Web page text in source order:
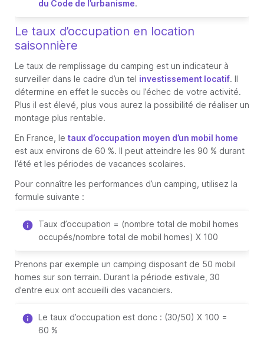
du Code de l’urbanisme.
Le taux d’occupation en location
saisonnière
Le taux de remplissage du camping est un indicateur à
surveiller dans le cadre d’un tel investissement locatif. Il
détermine en effet le succès ou l’échec de votre activité.
Plus il est élevé, plus vous aurez la possibilité de réaliser un
montage plus rentable.
En France, le taux d’occupation moyen d’un mobil home
est aux environs de 60 %. Il peut atteindre les 90 % durant
l’été et les périodes de vacances scolaires.
Pour connaître les performances d’un camping, utilisez la
formule suivante :
Taux d’occupation = (nombre total de mobil homes
occupés/nombre total de mobil homes) X 100
Prenons par exemple un camping disposant de 50 mobil
homes sur son terrain. Durant la période estivale, 30
d’entre eux ont accueilli des vacanciers.
Le taux d’occupation est donc : (30/50) X 100 =
60 %